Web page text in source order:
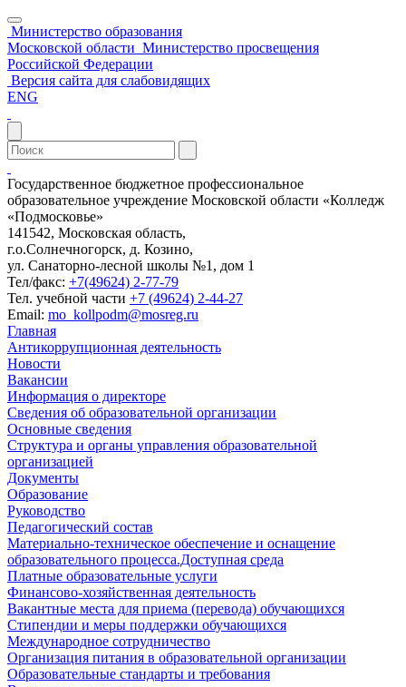
Министерство образования
Московской области Министерство просвещения
Российской Федерации
Версия сайта для слабовидящих
ENG
Государственное бюджетное профессиональное
образовательное учреждение Московской области «Колледж
«Подмосковье»
141542, Московская область,
г.о.Солнечногорск, д. Козино,
ул. Санаторно-лесной школы №1, дом 1
Тел/факс: +7(49624) 2-77-79
Тел. учебной части +7 (49624) 2-44-27
Email: mo_kollpodm@mosreg.ru
Главная
Антикоррупционная деятельность
Новости
Вакансии
Информация о директоре
Сведения об образовательной организации
Основные сведения
Структура и органы управления образовательной
организацией
Документы
Образование
Руководство
Педагогический состав
Материально-техническое обеспечение и оснащение
образовательного процесса.Доступная среда
Платные образовательные услуги
Финансово-хозяйственная деятельность
Вакантные места для приема (перевода) обучающихся
Стипендии и меры поддержки обучающихся
Международное сотрудничество
Организация питания в образовательной организации
Образовательные стандарты и требования